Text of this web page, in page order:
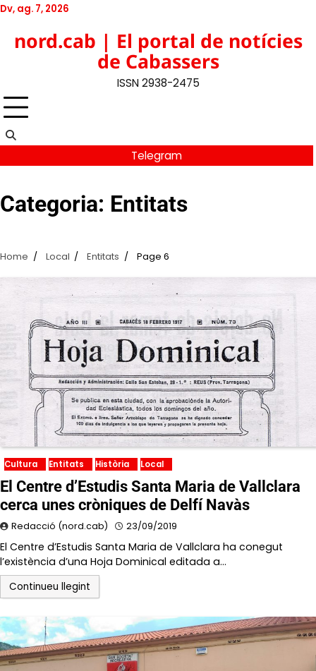
Skip
content
Dv, ag. 7, 2026
Facebook
YouTube
Instagram
nord.cab | El portal de notícies
de Cabassers
ISSN 2938-2475
Telegram
Categoria: Entitats
Home Local Entitats Page 6
Cultura Entitats Història Local
El Centre d’Estudis Santa Maria de Vallclara
cerca unes cròniques de Delfí Navàs
Redacció (nord.cab) 23/09/2019
El Centre d’Estudis Santa Maria de Vallclara ha conegut
l’existència d’una Hoja Dominical editada a…
Continueu llegint